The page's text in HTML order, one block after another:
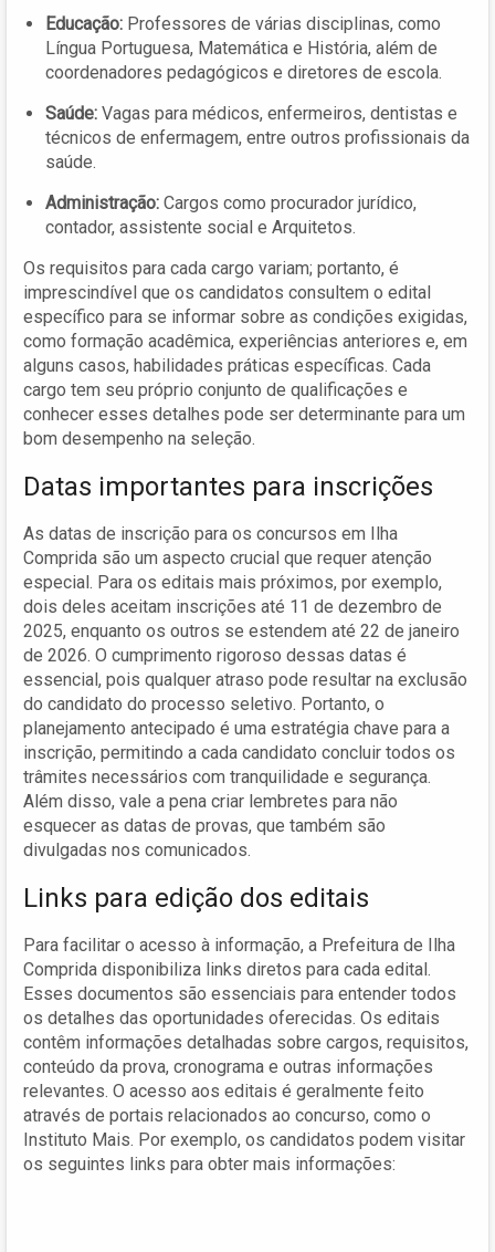
Educação: Professores de várias disciplinas, como
Língua Portuguesa, Matemática e História, além de
coordenadores pedagógicos e diretores de escola.
Saúde: Vagas para médicos, enfermeiros, dentistas e
técnicos de enfermagem, entre outros profissionais da
saúde.
Administração: Cargos como procurador jurídico,
contador, assistente social e Arquitetos.
Os requisitos para cada cargo variam; portanto, é
imprescindível que os candidatos consultem o edital
específico para se informar sobre as condições exigidas,
como formação acadêmica, experiências anteriores e, em
alguns casos, habilidades práticas específicas. Cada
cargo tem seu próprio conjunto de qualificações e
conhecer esses detalhes pode ser determinante para um
bom desempenho na seleção.
Datas importantes para inscrições
As datas de inscrição para os concursos em Ilha
Comprida são um aspecto crucial que requer atenção
especial. Para os editais mais próximos, por exemplo,
dois deles aceitam inscrições até 11 de dezembro de
2025, enquanto os outros se estendem até 22 de janeiro
de 2026. O cumprimento rigoroso dessas datas é
essencial, pois qualquer atraso pode resultar na exclusão
do candidato do processo seletivo. Portanto, o
planejamento antecipado é uma estratégia chave para a
inscrição, permitindo a cada candidato concluir todos os
trâmites necessários com tranquilidade e segurança.
Além disso, vale a pena criar lembretes para não
esquecer as datas de provas, que também são
divulgadas nos comunicados.
Links para edição dos editais
Para facilitar o acesso à informação, a Prefeitura de Ilha
Comprida disponibiliza links diretos para cada edital.
Esses documentos são essenciais para entender todos
os detalhes das oportunidades oferecidas. Os editais
contêm informações detalhadas sobre cargos, requisitos,
conteúdo da prova, cronograma e outras informações
relevantes. O acesso aos editais é geralmente feito
através de portais relacionados ao concurso, como o
Instituto Mais. Por exemplo, os candidatos podem visitar
os seguintes links para obter mais informações: